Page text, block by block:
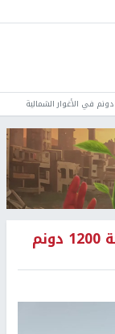
مستعمرون يسيجون أراضي بمساحة 1200 دونم